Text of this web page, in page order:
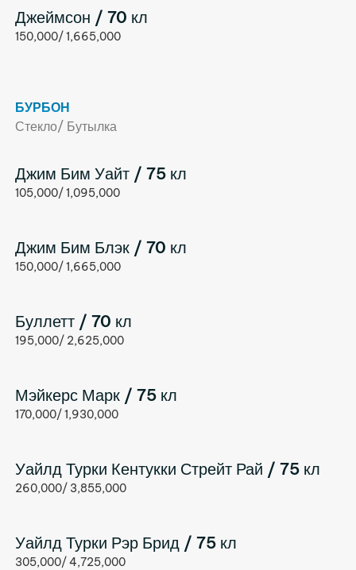
Джеймсон / 70 кл
150,000/ 1,665,000
БУРБОН
Стекло/ Бутылка
Джим Бим Уайт / 75 кл
105,000/ 1,095,000
Джим Бим Блэк / 70 кл
150,000/ 1,665,000
Буллетт / 70 кл
195,000/ 2,625,000
Мэйкерс Марк / 75 кл
170,000/ 1,930,000
Уайлд Турки Кентукки Стрейт Рай / 75 кл
260,000/ 3,855,000
Уайлд Турки Рэр Брид / 75 кл
305,000/ 4,725,000